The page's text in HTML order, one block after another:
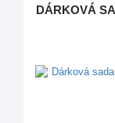
DÁRKOVÁ